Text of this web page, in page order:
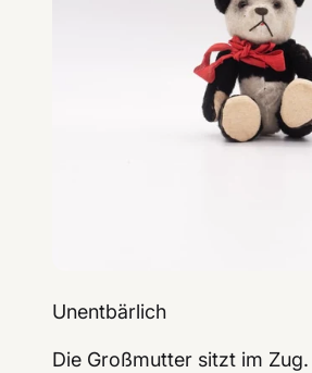
Unentbärlich
Die Großmutter sitzt im